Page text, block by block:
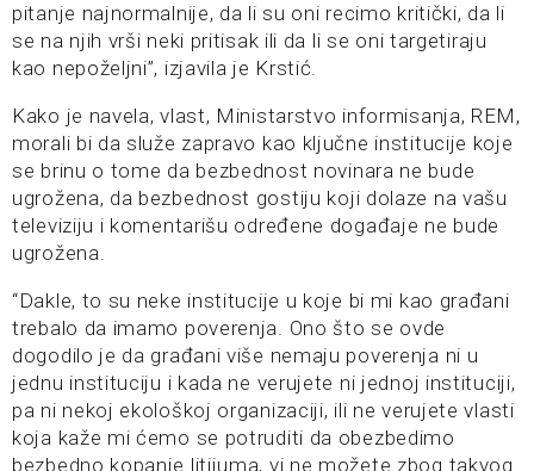
pitanje najnormalnije, da li su oni recimo kritički, da li
se na njih vrši neki pritisak ili da li se oni targetiraju
kao nepoželjni”, izjavila je Krstić.
Kako je navela, vlast, Ministarstvo informisanja, REM,
morali bi da služe zapravo kao ključne institucije koje
se brinu o tome da bezbednost novinara ne bude
ugrožena, da bezbednost gostiju koji dolaze na vašu
televiziju i komentarišu određene događaje ne bude
ugrožena.
“Dakle, to su neke institucije u koje bi mi kao građani
trebalo da imamo poverenja. Ono što se ovde
dogodilo je da građani više nemaju poverenja ni u
jednu instituciju i kada ne verujete ni jednoj instituciji,
pa ni nekoj ekološkoj organizaciji, ili ne verujete vlasti
koja kaže mi ćemo se potruditi da obezbedimo
bezbedno kopanje litijuma, vi ne možete zbog takvog